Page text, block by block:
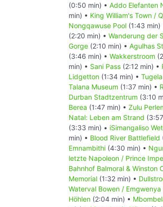
(0:50 min) • Addo Elefanten
min) • King William's Town /
Nongqawuse Pool (1:43 min)
(2:20 min) • Wanderung der
Gorge (2:10 min) • Agulhas
(3:46 min) • Wakkerstroom
min) • Sani Pass (2:12 min) •
Lidgetton (1:34 min) •
Talana Museum (1:37 min) •
Durban Stadtzentrum (3:10
Berea (1:47 min) • Zulu
Natal: Leben am Strand
(3:33 min) • iSimangaliso
min) • Blood River Battlefield
Emnambithi (4:30 min) •
letzte Napoleon / Prince
Bahnhof Balmoral & Winston
Memorial (1:32 min) •
Waterval Bowen / Emgwenya
Höhlen (2:04 min) •